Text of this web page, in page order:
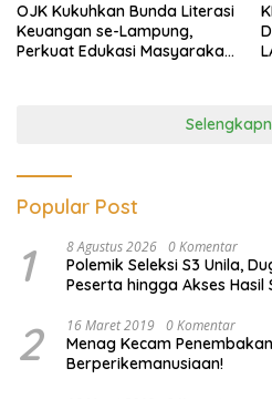
OJK Kukuhkan Bunda Literasi
Keuangan se-Lampung,
Perkuat Edukasi Masyarakat
Popular Post
1 8 Agustus 2026 0 Komentar
Polemik Seleksi S3 Unila,
Peserta hingga Akses
2 16 Maret 2019 0 Komentar
Menag Kecam
Berperikemanusiaan!